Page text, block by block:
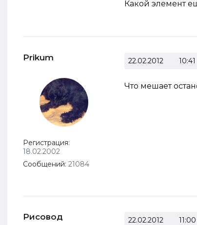
Какой элемент
Prikum
Регистрация:
18.02.2002
Сообщений: 21084
22.02.2012 10:41
Что мешает
Рисовод 22.02.2012 11:00